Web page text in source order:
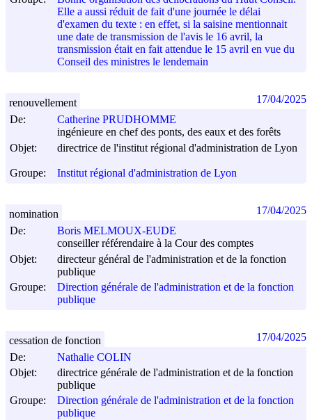
Elle a aussi réduit de fait d'une journée le délai
d'examen du texte : en effet, si la saisine mentionnait
une date de transmission de l'avis le 16 avril, la
transmission était en fait attendue le 15 avril en vue du
Conseil des ministres le lendemain
De:
Catherine PRUDHOMME
ingénieure en chef des ponts, des eaux et des forêts
Objet:
directrice de l'institut régional d'administration de Lyon
Groupe: Institut régional d'administration de Lyon
renouvellement 17/04/2025
De:
Boris MELMOUX-EUDE
conseiller référendaire à la Cour des comptes
Objet:
directeur général de l'administration et de la fonction
publique
Groupe:
Direction générale de l'administration et de la fonction
publique
nomination 17/04/2025
De:
Nathalie COLIN
Objet:
directrice générale de l'administration et de la fonction
publique
Groupe:
Direction générale de l'administration et de la fonction
publique
cessation de fonction 17/04/2025